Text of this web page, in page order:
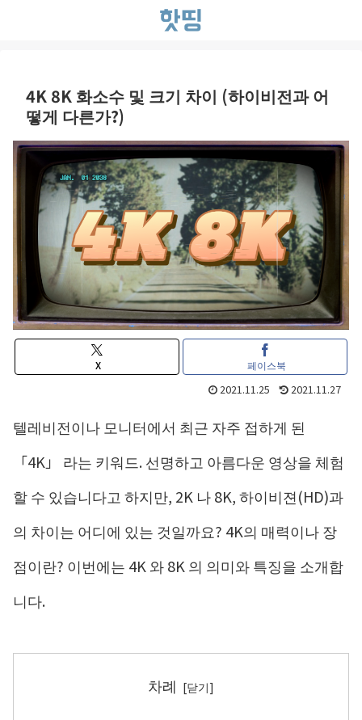
4K 8K 화소수 및 크기 차이 (하이비전과 어
떻게 다른가?)
X 페이스북
2021.11.25 2021.11.27
텔레비전이나 모니터에서 최근 자주 접하게 된
「4K」 라는 키워드. 선명하고 아름다운 영상을 체험
할 수 있습니다고 하지만, 2K 나 8K, 하이비젼(HD)과
의 차이는 어디에 있는 것일까요? 4K의 매력이나 장
점이란? 이번에는 4K 와 8K 의 의미와 특징을 소개합
니다.
차례